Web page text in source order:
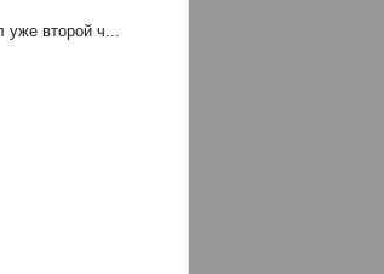
второй ч...